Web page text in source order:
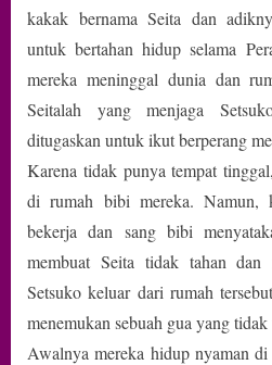
kakak bernama Seita dan
untuk bertahan hidup selama
mereka meninggal dunia dan
Seitalah yang menjaga
ditugaskan untuk ikut berperang
Karena tidak punya tempat
di rumah bibi mereka. Namun,
bekerja dan sang bibi
membuat Seita tidak tahan dan
Setsuko keluar dari rumah
menemukan sebuah gua yang
Awalnya mereka hidup nyaman